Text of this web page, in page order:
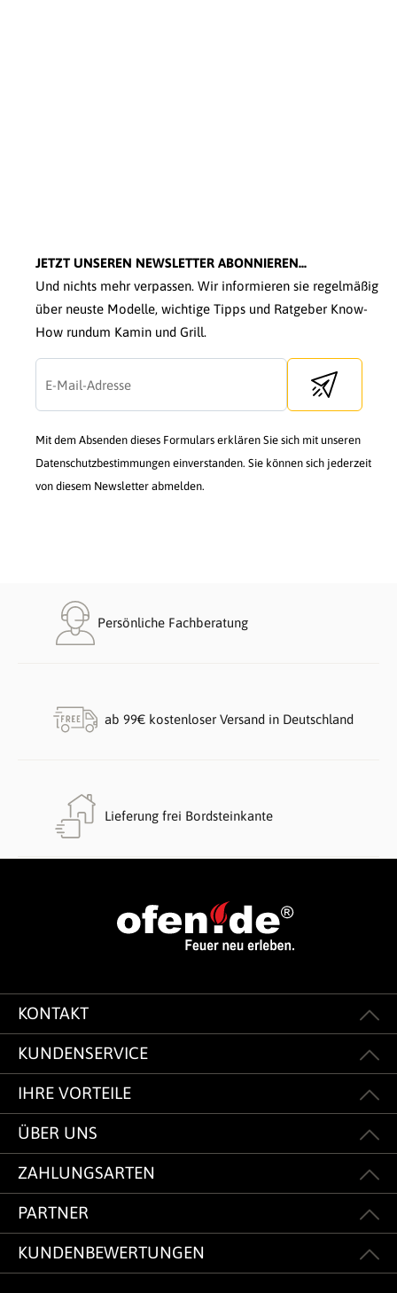
JETZT UNSEREN NEWSLETTER ABONNIEREN...
Und nichts mehr verpassen. Wir informieren sie regelmäßig
über neuste Modelle, wichtige Tipps und Ratgeber Know-
How rundum Kamin und Grill.
Send
Mit dem Absenden dieses Formulars erklären Sie sich mit unseren
Datenschutzbestimmungen einverstanden. Sie können sich jederzeit
von diesem Newsletter abmelden.
Persönliche Fachberatung
ab 99€ kostenloser Versand in Deutschland
Lieferung frei Bordsteinkante
KONTAKT
KUNDENSERVICE
IHRE VORTEILE
ÜBER UNS
ZAHLUNGSARTEN
PARTNER
KUNDENBEWERTUNGEN